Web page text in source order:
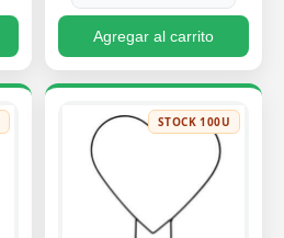
Agregar al carrito
STOCK 100U